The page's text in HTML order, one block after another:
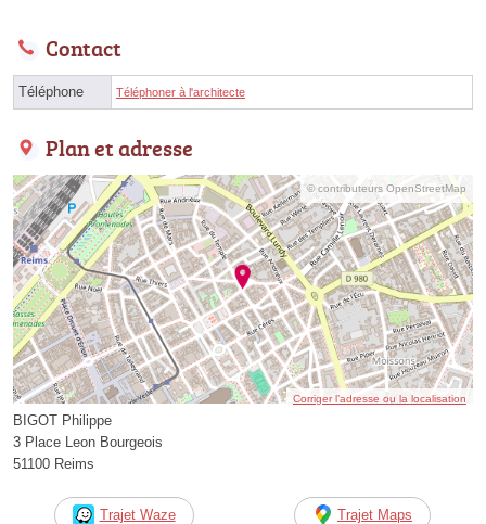
Contact
Téléphone Téléphoner à l'architecte
Plan et adresse
© contributeurs OpenStreetMap
Corriger l’adresse ou la localisation
BIGOT Philippe
3 Place Leon Bourgeois
51100 Reims
Trajet Waze Trajet Maps